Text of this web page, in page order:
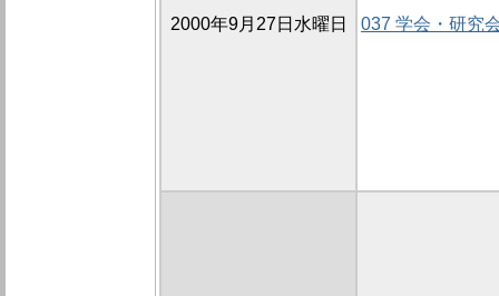
2000年9月27日水曜日 037 学会・研究